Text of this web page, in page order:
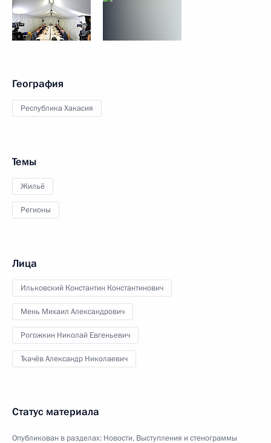
География
Республика Хакасия
Темы
Жильё
Регионы
Лица
Ильковский Константин Константинович
Мень Михаил Александрович
Рогожкин Николай Евгеньевич
Ткачёв Александр Николаевич
Статус материала
Опубликован в разделах: Новости, Выступления и стенограммы